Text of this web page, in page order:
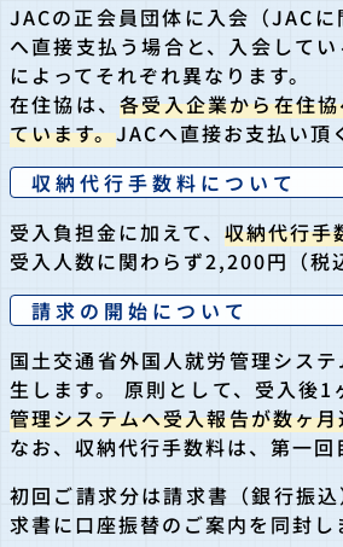
JACの正会員団体に入会（JAC
へ直接支払う場合と、入会して
によってそれぞれ異なります。
在住協は、各受入企業から在住
ています。JACへ直接お支払い頂
収納代行手数料について
受入負担金に加えて、 収納代行手
受入人数に関わらず2,200円（税
請求の開始について
国土交通省外国人就労管理シス
生します。 原則として、受入後1
管理システムへ受入報告が数ヶ
なお、収納代行手数料は、第一回
初回ご請求分は請求書（銀行振
求書に口座振替のご案内を同封し